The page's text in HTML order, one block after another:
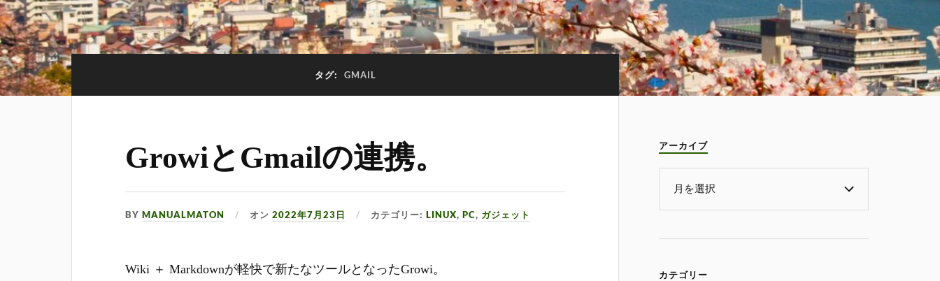
タグ: GMAIL
GrowiとGmailの連携。
BYMANUALMATON オン2022年7月23日 カテゴリー:LINUX,PC, ガジェット
Wiki ＋ Markdownが軽快で新たなツールとなったGrowi。
アーカイブ
カテゴリー